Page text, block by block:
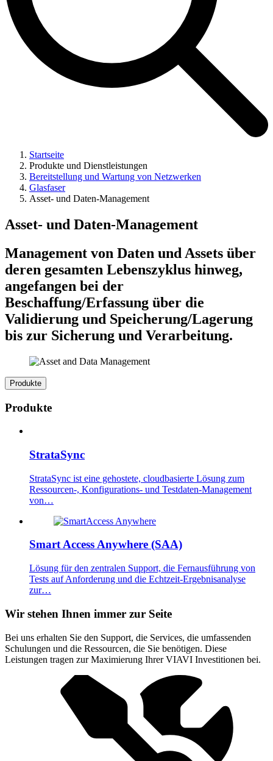
Startseite
Produkte und Dienstleistungen
Bereitstellung und Wartung von Netzwerken
Glasfaser
Asset- und Daten-Management
Asset- und Daten-Management
Management von Daten und Assets über
deren gesamten Lebenszyklus hinweg,
angefangen bei der
Beschaffung/Erfassung über die
Validierung und Speicherung/Lagerung
bis zur Sicherung und Verarbeitung.
Produkte
Produkte
StrataSync
StrataSync ist eine gehostete, cloudbasierte Lösung zum
Ressourcen-, Konfigurations- und Testdaten-Management
von…
Smart Access Anywhere (SAA)
Lösung für den zentralen Support, die Fernausführung von
Tests auf Anforderung und die Echtzeit-Ergebnisanalyse
zur…
Wir stehen Ihnen immer zur Seite
Bei uns erhalten Sie den Support, die Services, die umfassenden
Schulungen und die Ressourcen, die Sie benötigen. Diese
Leistungen tragen zur Maximierung Ihrer VIAVI Investitionen bei.